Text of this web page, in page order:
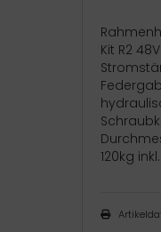
Kit R2
120kg